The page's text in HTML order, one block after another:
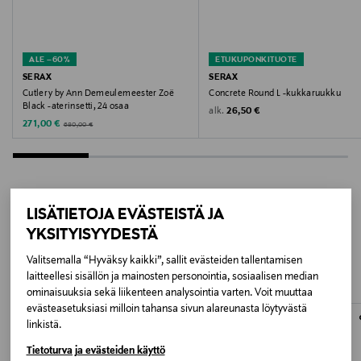
LISÄTIETOJA EVÄSTEISTÄ JA
YKSITYISYYDESTÄ
Valitsemalla “Hyväksy kaikki”, sallit evästeiden tallentamisen
laitteellesi sisällön ja mainosten personointia, sosiaalisen median
ominaisuuksia sekä liikenteen analysointia varten. Voit muuttaa
evästeasetuksiasi milloin tahansa sivun alareunasta löytyvästä
linkistä.
Tietoturva ja evästeiden käyttö
Valmistaja
Serax NV
Digitaalinen osoite
info@serax.com
Avainsanat
Serax, ruukku, kukkaruukku
ALE –60%
SERAX
Cutlery by Ann Demeulemeester Zoë
Black -aterinsetti, 24 osaa
Discounted Price
271,00 € Original Price
680,00 €
ETUKUPONKITUOTE
SERAX
Concrete Round L -kukkaruukku
alk. Original Price
26,50 €
LISÄÄ KIINNOSTAVIA
TUOTTEITA